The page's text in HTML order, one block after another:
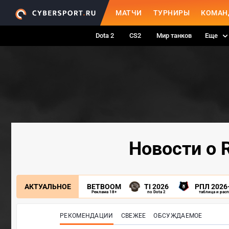
МАТЧИ ТУРНИРЫ
Dota 2 CS2 Мир танков Еще
Новости о
АКТУАЛЬНОЕ BETBOOM
Реклама 18+
TI 2026
по Dota 2
РПЛ
таблица и
РЕКОМЕНДАЦИИ СВЕЖЕЕ ОБСУЖДАЕМОЕ